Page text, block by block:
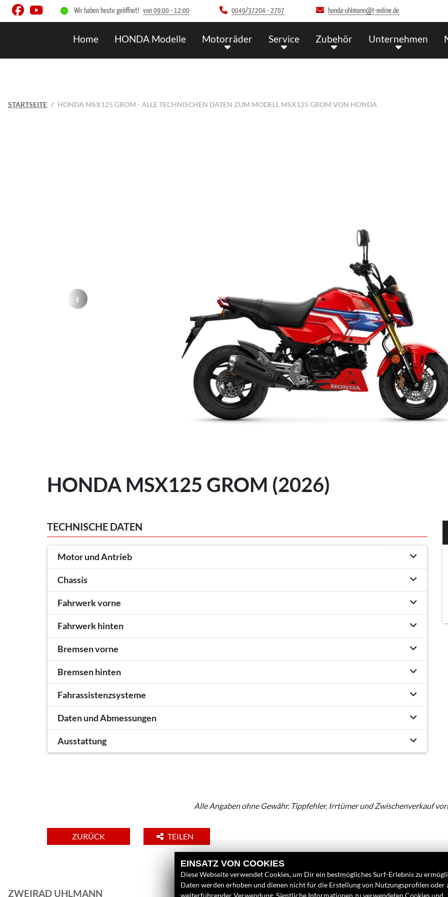
Wir haben heute geöffnet! von 09:00 - 12:00 0049/37204 - 2707 honda-uhlmann@t-online.de
Home HONDA Modelle Motorräder Service Zubehör Unternehmen
STARTSEITE HONDA MSX125 GROM - ALLE TECHNISCHEN DATEN ZUM MODELL MSX125 GROM VON HONDA
HONDA MSX125 GROM (2026)
TECHNISCHE DATEN
Motor und Antrieb
Chassis
Fahrwerk vorne
Fahrwerk hinten
Bremsen vorne
Bremsen hinten
Fahrassistenzsysteme
Daten und Abmessungen
Ausstattung
Alle Angaben ohne Gewähr. Tippfehler, Irrtümer und Zwischenverkauf
ZURÜCK TEILEN
ZWEIRAD UHLMANN LINKS FINDEN SIE UNS
EINSATZ VON COOKIES
Diese Webseite verwendet Cookies, um Dir ein bestmögliches Surf-Erlebnis zu
Daten werden erhoben und dienen nicht für die Erstellung von Nutzungsprofilen oder
weiterführender Verwendung. Sämtliche Informationen zu verwendeten Cookies und